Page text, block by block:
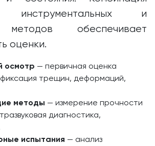
инструментальных и
методов обеспечивает
оценки.
осмотр — первичная оценка
трещин, деформаций,
методы — измерение прочности
диагностика,
испытания — анализ